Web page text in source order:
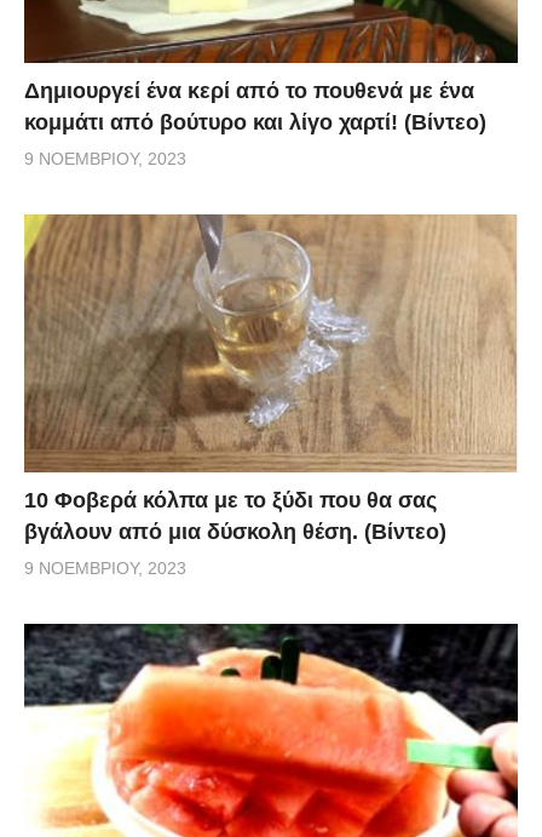
Δημιουργεί ένα κερί από το πουθενά με ένα
κομμάτι από βούτυρο και λίγο χαρτί! (Βίντεο)
9 ΝΟΕΜΒΡΊΟΥ, 2023
10 Φοβερά κόλπα με το ξύδι που θα σας
βγάλουν από μια δύσκολη θέση. (Βίντεο)
9 ΝΟΕΜΒΡΊΟΥ, 2023